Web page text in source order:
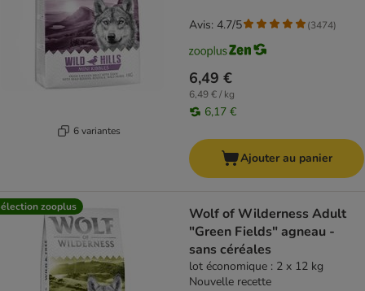
6 variantes
6,49 €
6,49 € / kg
6,17 €
Avis: 4.7/5 (3474)
Ajouter au panier
zooplus
Wolf of Wilderness Adult
"Green Fields" agneau -
sans céréales
lot économique : 2 x 12 kg
Nouvelle recette